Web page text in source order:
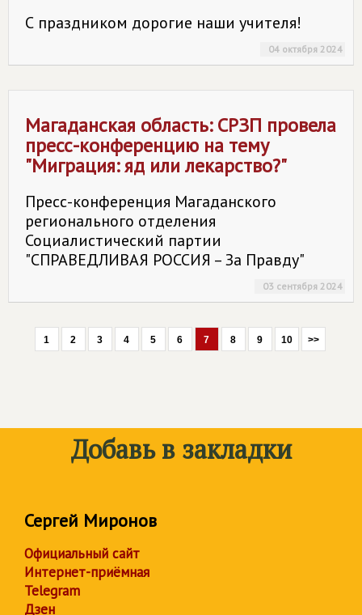
С праздником дорогие наши учителя!
04 октября 2024
Магаданская область: СРЗП провела
пресс-конференцию на тему
"Миграция: яд или лекарство?"
Пресс-конференция Магаданского
регионального отделения
Социалистический партии
"СПРАВЕДЛИВАЯ РОССИЯ – За Правду"
03 сентября 2024
1 2 3 4 5 6 7 8 9 10 >>
Добавь в закладки
Сергей Миронов
Официальный сайт
Интернет-приёмная
Telegram
Дзен